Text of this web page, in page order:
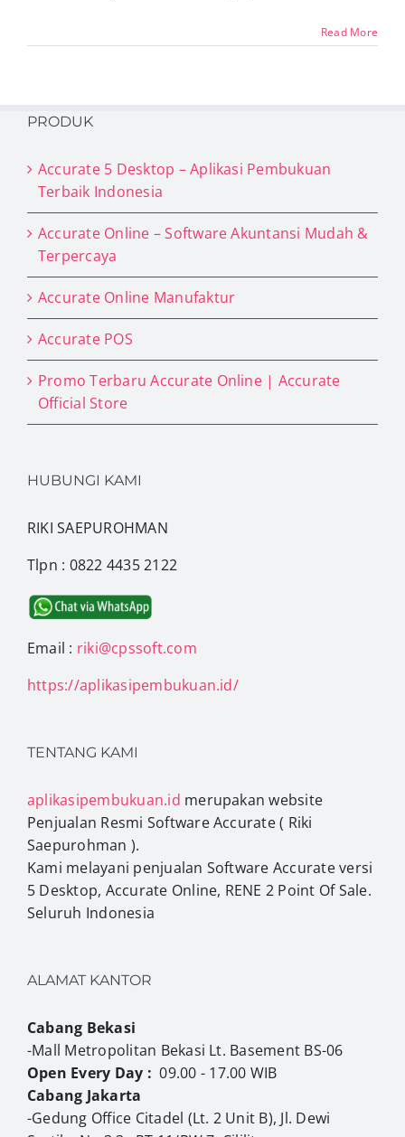
Read More
PRODUK
Accurate 5 Desktop – Aplikasi Pembukuan
Terbaik Indonesia
Accurate Online – Software Akuntansi Mudah &
Terpercaya
Accurate Online Manufaktur
Accurate POS
Promo Terbaru Accurate Online | Accurate
Official Store
HUBUNGI KAMI
RIKI SAEPUROHMAN
Tlpn : 0822 4435 2122
Email : riki@cpssoft.com
https://aplikasipembukuan.id/
TENTANG KAMI
aplikasipembukuan.id merupakan website
Penjualan Resmi Software Accurate ( Riki
Saepurohman ).
Kami melayani penjualan Software Accurate versi
5 Desktop, Accurate Online, RENE 2 Point Of Sale.
Seluruh Indonesia
ALAMAT KANTOR
Cabang Bekasi
-Mall Metropolitan Bekasi Lt. Basement BS-06
Open Every Day : 09.00 - 17.00 WIB
Cabang Jakarta
-Gedung Office Citadel (Lt. 2 Unit B), Jl. Dewi